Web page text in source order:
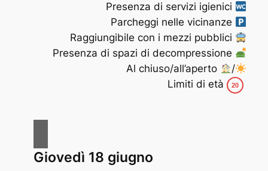
Presenza di servizi igienici
Parcheggi nelle vicinanze
Raggiungibile con i mezzi pubblici
Presenza di spazi di decompressione
Al chiuso/all’aperto
/
Limiti di età
20
Giovedì 18 giugno